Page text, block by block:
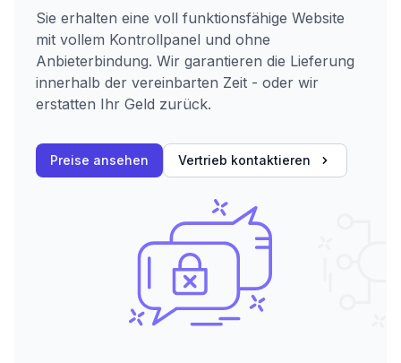
Sie erhalten eine voll funktionsfähige Website
mit vollem Kontrollpanel und ohne
Anbieterbindung. Wir garantieren die Lieferung
innerhalb der vereinbarten Zeit - oder wir
erstatten Ihr Geld zurück.
Preise ansehen Vertrieb kontaktieren